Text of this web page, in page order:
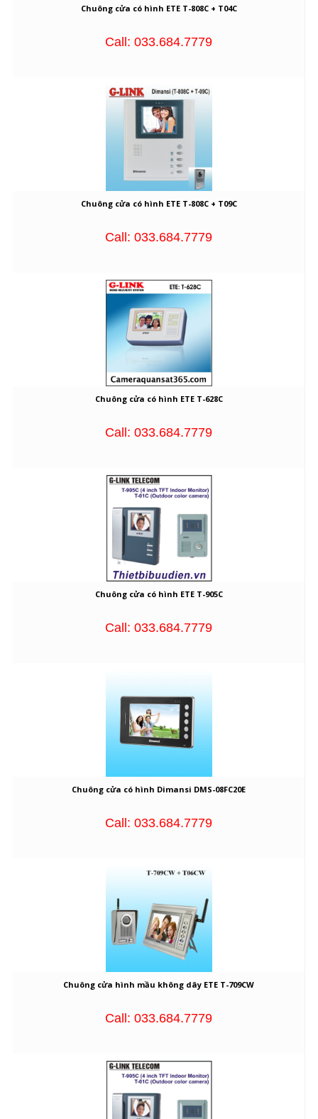
Chuông cửa có hình ETE T-808C + T04C
Call: 033.684.7779
Chuông cửa có hình ETE T-808C + T09C
Call: 033.684.7779
Chuông cửa có hình ETE T-628C
Call: 033.684.7779
Chuông cửa có hình ETE T-905C
Call: 033.684.7779
Chuông cửa có hình Dimansi DMS-08FC20E
Call: 033.684.7779
Chuông cửa hình mầu không dây ETE T-709CW
Call: 033.684.7779